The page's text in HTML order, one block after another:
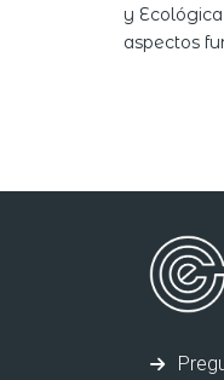
y
aspectos